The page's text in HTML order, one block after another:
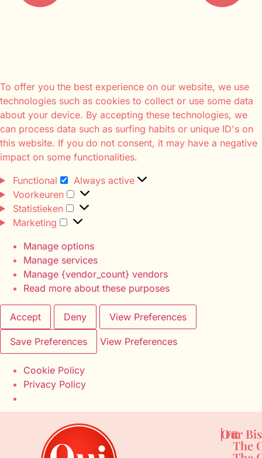
To offer you the best experience on our website, we use
technologies such as cookies to collect or use some data
about your device. By accepting these technologies, we
can process data such as surfing habits or unique ID's on
this website. If you do not consent, it may have a negative
impact on some functionalities.
Functional
Always active
Voorkeuren
Statistieken
Marketing
Manage options
Manage services
Manage {vendor_count} vendors
Read more about these purposes
Accept Deny View Preferences
Save Preferences View Preferences
Cookie Policy
Privacy Policy
Our
The
FR